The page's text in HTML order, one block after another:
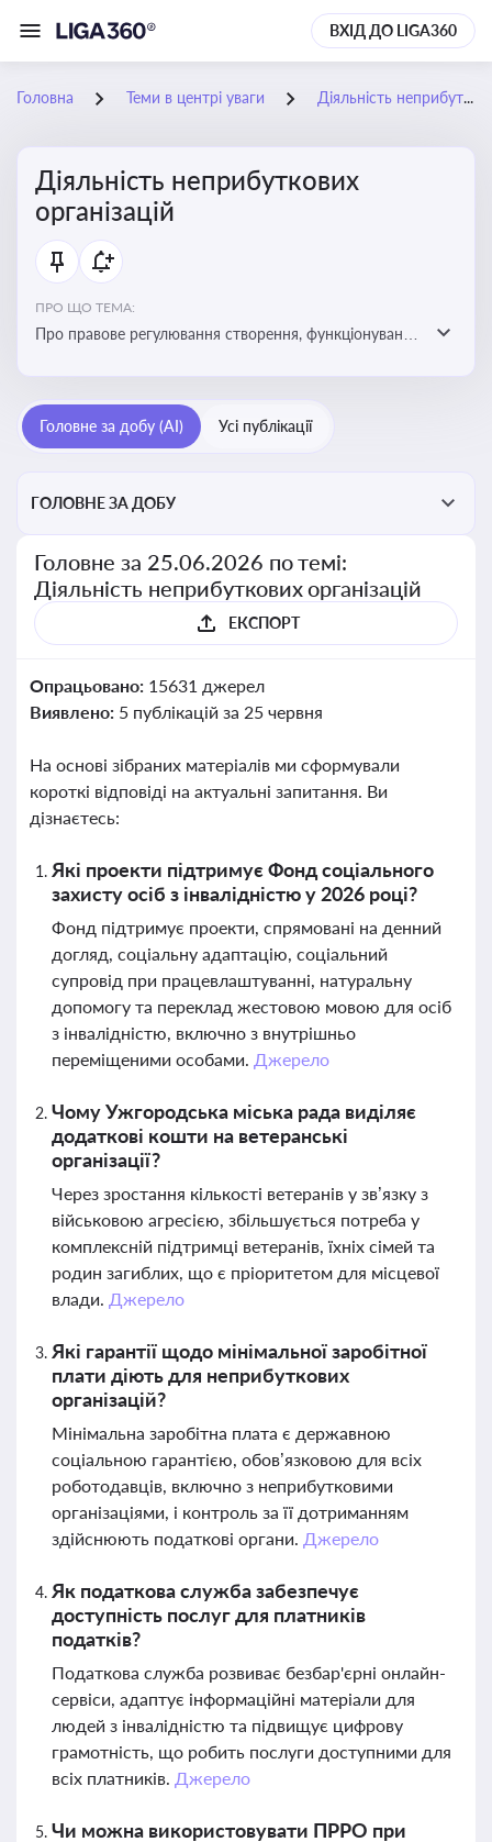
ВХІД ДО LIGA360
Головна Теми в центрі уваги Діяльність неприбуткових організацій
Діяльність неприбуткових
організацій
ПРО ЩО ТЕМА:
Про правове регулювання створення, функціонування
Головне за добу (AI) Усі публікації
ГОЛОВНЕ ЗА ДОБУ
Головне за 25.06.2026 по темі:
Діяльність неприбуткових організацій
ЕКСПОРТ
Опрацьовано: 15631 джерел
Виявлено: 5 публікацій за 25 червня
На основі зібраних матеріалів ми сформували
короткі відповіді на актуальні запитання. Ви
дізнаєтесь:
Які проекти підтримує Фонд соціального
захисту осіб з інвалідністю у 2026 році?
Фонд підтримує проекти, спрямовані на денний
догляд, соціальну адаптацію, соціальний
супровід при працевлаштуванні, натуральну
допомогу та переклад жестовою мовою для осіб
з інвалідністю, включно з внутрішньо
переміщеними особами. Джерело
Чому Ужгородська міська рада виділяє
додаткові кошти на ветеранські
організації?
Через зростання кількості ветеранів у зв’язку з
військовою агресією, збільшується потреба у
комплексній підтримці ветеранів, їхніх сімей та
родин загиблих, що є пріоритетом для місцевої
влади. Джерело
Які гарантії щодо мінімальної заробітної
плати діють для неприбуткових
організацій?
Мінімальна заробітна плата є державною
соціальною гарантією, обов’язковою для всіх
роботодавців, включно з неприбутковими
організаціями, і контроль за її дотриманням
здійснюють податкові органи. Джерело
Як податкова служба забезпечує
доступність послуг для платників
податків?
Податкова служба розвиває безбар'єрні онлайн-
сервіси, адаптує інформаційні матеріали для
людей з інвалідністю та підвищує цифрову
грамотність, що робить послуги доступними для
всіх платників. Джерело
Чи можна використовувати ПРРО при